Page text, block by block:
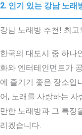
2. 인기 있는 강남 노래
강남 노래방 추천! 최
한국의 대도시 중 하나
화와 엔터테인먼트가
에 즐기기 좋은 장소입
어, 노래를 사랑하는
만한 노래방과 그 특징
리겠습니다.